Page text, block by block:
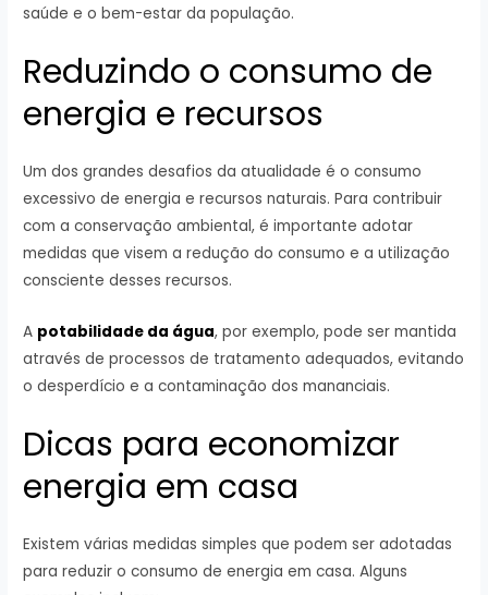
saúde e o bem-estar da população.
Reduzindo o consumo de
energia e recursos
Um dos grandes desafios da atualidade é o consumo
excessivo de energia e recursos naturais. Para contribuir
com a conservação ambiental, é importante adotar
medidas que visem a redução do consumo e a utilização
consciente desses recursos.
A potabilidade da água, por exemplo, pode ser mantida
através de processos de tratamento adequados, evitando
o desperdício e a contaminação dos mananciais.
Dicas para economizar
energia em casa
Existem várias medidas simples que podem ser adotadas
para reduzir o consumo de energia em casa. Alguns